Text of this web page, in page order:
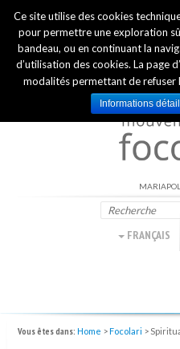
INTERNATIONAL
FRANÇAIS
Vous êtes dans: Home >Focolari >
Ce site utilise des cookies
pour permettre une exploration
bandeau, ou en continuant la
d’utilisation des cookies. La page
modalités permettant de refuser
Informations